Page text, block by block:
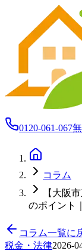
0120-061-067
コラム
【大阪
のポイント
コラム一覧に
税金・法律2026-